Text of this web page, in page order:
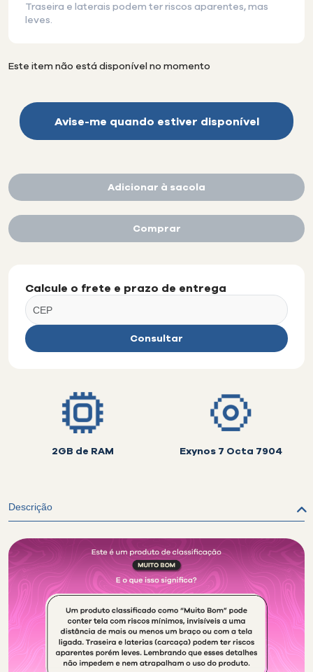
Traseira e laterais podem ter riscos aparentes, mas
leves.
Disponibilidade:
Este item não está disponível no momento
Avise-me quando estiver disponível
Adicionar à sacola
Comprar
Calcule o frete e prazo de entrega
Consultar
2GB de RAM Exynos 7 Octa 7904
Descrição